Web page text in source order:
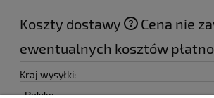
Koszty dostawy
Cena nie
ewentualnych kosztów
Kraj wysyłki: